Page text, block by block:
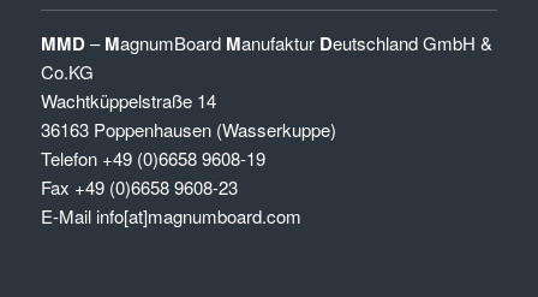
MMD–MagnumBoard Manufaktur Deutschland GmbH &
Co.KG
Wachtküppelstraße 14
36163 Poppenhausen (Wasserkuppe)
Telefon +49 (0)6658 9608-19
Fax +49 (0)6658 9608-23
E-Mail info[at]magnumboard.com